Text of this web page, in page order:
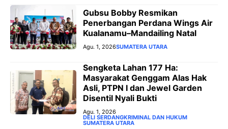
Gubsu Bobby Resmikan
Penerbangan Perdana Wings Air
Kualanamu–Mandailing Natal
Agu. 1, 2026SUMATERA UTARA
Sengketa Lahan 177 Ha:
Masyarakat Genggam Alas Hak
Asli, PTPN I dan Jewel Garden
Disentil Nyali Bukti
Agu. 1, 2026
DELI SERDANGKRIMINAL DAN HUKUM
SUMATERA UTARA